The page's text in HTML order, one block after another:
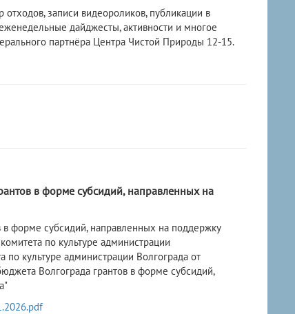
записи видеороликов, публикации в
дайджесты, активности и многое
партнёра Центра Чистой Природы 12-15.
в форме субсидий, направленных на
форме субсидий, направленных на поддержку
по культуре администрации
культуре администрации Волгограда от
Волгограда грантов в форме субсидий,